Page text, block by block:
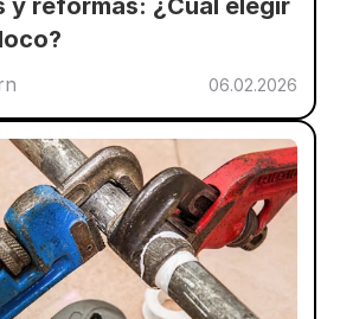
y reformas: ¿Cuál elegir
06.02.2026